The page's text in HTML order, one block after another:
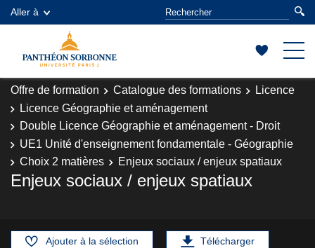
Aller à
Offre de formation Catalogue des formations
Licence
Licence Géographie et aménagement
Double Licence Géographie et aménagement - Droit
UE1 Unité d'enseignement fondamentale - Géographie
Choix 2 matières
Enjeux sociaux / enjeux spatiaux
Enjeux sociaux / enjeux spatiaux
Ajouter à la sélection Télécharger